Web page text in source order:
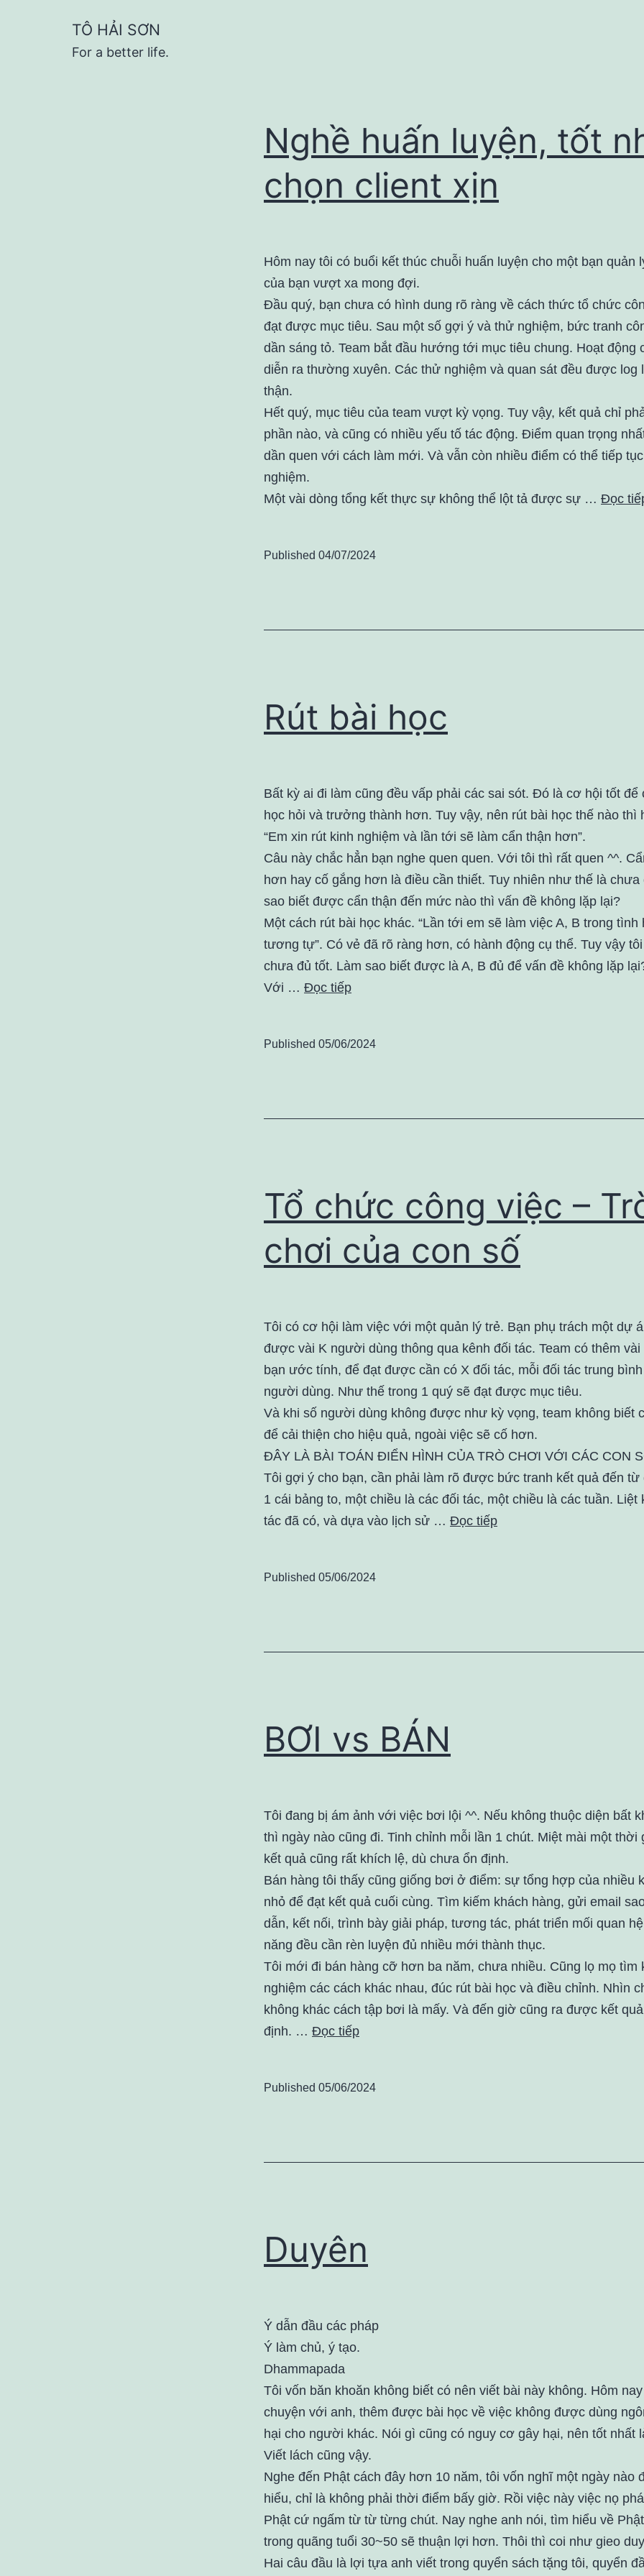
TÔ HẢI SƠN
For a better life.
Nghề huấn luyện, tốt
chọn client xịn
Hôm nay tôi có buổi kết thúc chuỗi huấn luyện cho một bạn quản
của bạn vượt xa mong đợi.
Đầu quý, bạn chưa có hình dung rõ ràng về cách thức tổ chức
đạt được mục tiêu. Sau một số gợi ý và thử nghiệm, bức tranh
dần sáng tỏ. Team bắt đầu hướng tới mục tiêu chung. Hoạt động
diễn ra thường xuyên. Các thử nghiệm và quan sát đều được log
thận.
Hết quý, mục tiêu của team vượt kỳ vọng. Tuy vậy, kết quả chỉ
phần nào, và cũng có nhiều yếu tố tác động. Điểm quan trọng
dần quen với cách làm mới. Và vẫn còn nhiều điểm có thể tiếp
nghiệm.
Một vài dòng tổng kết thực sự không thể lột tả được sự … Đọc
Published 04/07/2024
Rút bài học
Bất kỳ ai đi làm cũng đều vấp phải các sai sót. Đó là cơ hội tốt để
học hỏi và trưởng thành hơn. Tuy vậy, nên rút bài học thế nào thì
“Em xin rút kinh nghiệm và lần tới sẽ làm cẩn thận hơn”.
Câu này chắc hẳn bạn nghe quen quen. Với tôi thì rất quen ^^.
hơn hay cố gắng hơn là điều cần thiết. Tuy nhiên như thế là chưa
sao biết được cẩn thận đến mức nào thì vấn đề không lặp lại?
Một cách rút bài học khác. “Lần tới em sẽ làm việc A, B trong tình
tương tự”. Có vẻ đã rõ ràng hơn, có hành động cụ thể. Tuy vậy
chưa đủ tốt. Làm sao biết được là A, B đủ để vấn đề không lặp
Với … Đọc tiếp
Published 05/06/2024
Tổ chức công việc –
chơi của con số
Tôi có cơ hội làm việc với một quản lý trẻ. Bạn phụ trách một dự
được vài K người dùng thông qua kênh đối tác. Team có thêm vài
bạn ước tính, để đạt được cần có X đối tác, mỗi đối tác trung
người dùng. Như thế trong 1 quý sẽ đạt được mục tiêu.
Và khi số người dùng không được như kỳ vọng, team không biết
để cải thiện cho hiệu quả, ngoài việc sẽ cố hơn.
ĐÂY LÀ BÀI TOÁN ĐIỂN HÌNH CỦA TRÒ CHƠI VỚI CÁC CON
Tôi gợi ý cho bạn, cần phải làm rõ được bức tranh kết quả đến từ
1 cái bảng to, một chiều là các đối tác, một chiều là các tuần. Liệt
tác đã có, và dựa vào lịch sử … Đọc tiếp
Published 05/06/2024
BƠI vs BÁN
Tôi đang bị ám ảnh với việc bơi lội ^^. Nếu không thuộc diện bất
thì ngày nào cũng đi. Tinh chỉnh mỗi lần 1 chút. Miệt mài một thời
kết quả cũng rất khích lệ, dù chưa ổn định.
Bán hàng tôi thấy cũng giống bơi ở điểm: sự tổng hợp của nhiều
nhỏ để đạt kết quả cuối cùng. Tìm kiếm khách hàng, gửi email
dẫn, kết nối, trình bày giải pháp, tương tác, phát triển mối quan
năng đều cần rèn luyện đủ nhiều mới thành thục.
Tôi mới đi bán hàng cỡ hơn ba năm, chưa nhiều. Cũng lọ mọ tìm
nghiệm các cách khác nhau, đúc rút bài học và điều chỉnh. Nhìn
không khác cách tập bơi là mấy. Và đến giờ cũng ra được kết
định. … Đọc tiếp
Published 05/06/2024
Duyên
Ý dẫn đầu các pháp
Ý làm chủ, ý tạo.
Dhammapada
Tôi vốn băn khoăn không biết có nên viết bài này không. Hôm
chuyện với anh, thêm được bài học về việc không được dùng
hại cho người khác. Nói gì cũng có nguy cơ gây hại, nên tốt nhất
Viết lách cũng vậy.
Nghe đến Phật cách đây hơn 10 năm, tôi vốn nghĩ một ngày nào
hiểu, chỉ là không phải thời điểm bấy giờ. Rồi việc này việc nọ
Phật cứ ngấm từ từ từng chút. Nay nghe anh nói, tìm hiểu về
trong quãng tuổi 30~50 sẽ thuận lợi hơn. Thôi thì coi như gieo
Hai câu đầu là lợi tựa anh viết trong quyển sách tặng tôi, quyển